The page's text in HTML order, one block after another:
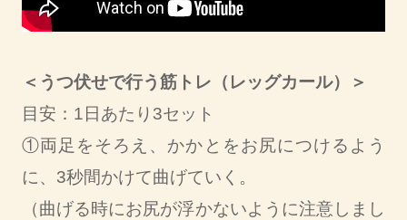
＜うつ伏せで行う筋トレ（レッグカール）＞
目安：1日あたり3セット
①両足をそろえ、かかとをお尻につけるよう
に、3秒間かけて曲げていく。
（曲げる時にお尻が浮かないように注意しまし